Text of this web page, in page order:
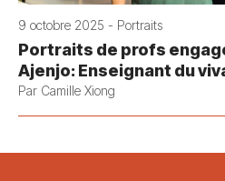
9 octobre 2025 - Portraits
Portraits de profs
Ajenjo: Enseignant du
Par Camille Xiong